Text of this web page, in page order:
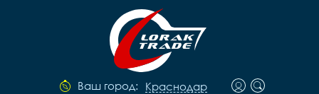
Ваш город: Краснодар